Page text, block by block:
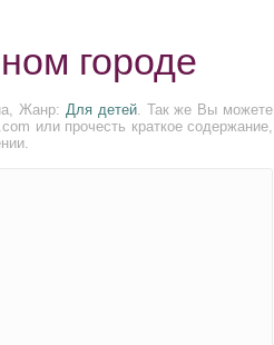
городе
Жанр: Для детей. Так же Вы можете
или прочесть краткое содержание,